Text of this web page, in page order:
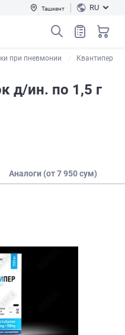
Ташкент RU
при пневмонии Квантипер
д/ин. по 1,5 г
Аналоги (от 7 950 сум)